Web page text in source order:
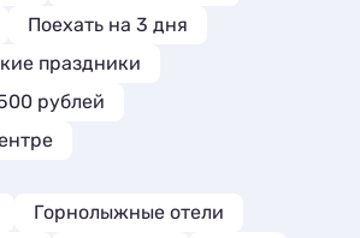
Поехать на 3 дня
праздники
рублей
Горнолыжные отели